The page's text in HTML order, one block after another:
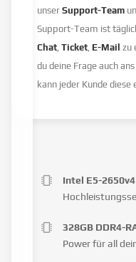
unserSupport-Team
Support-Team ist
Chat ,Ticket E-Mail zu
du deine Frage auch
kann jeder Kunde diese
Intel E5-
328GB DDR4-
Power für all